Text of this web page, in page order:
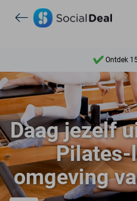
Ontdek
7 dagen per
10+
Ontdek
Daag jezelf
Pilates-
omgeving